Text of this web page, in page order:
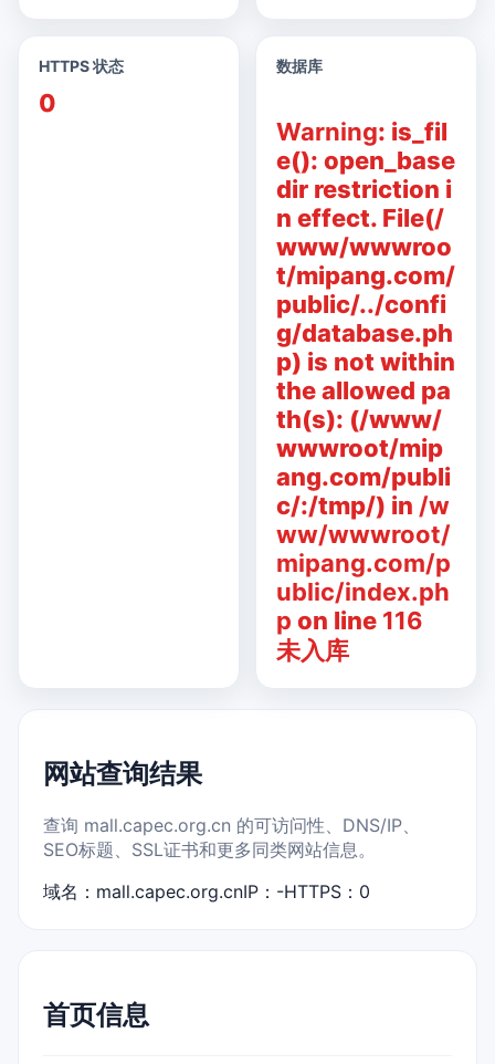
HTTPS 状态
0
数据库
Warning: is_fil
e(): open_base
dir restriction i
n effect. File(/
www/wwwroo
t/mipang.com/
public/../confi
g/database.ph
p) is not within
the allowed pa
th(s): (/www/
wwwroot/mip
ang.com/publi
c/:/tmp/) in /w
ww/wwwroot/
mipang.com/p
ublic/index.ph
p on line 116
未入库
网站查询结果
查询 mall.capec.org.cn 的可访问性、DNS/IP、
SEO标题、SSL证书和更多同类网站信息。
域名：mall.capec.org.cnIP：-HTTPS：0
首页信息